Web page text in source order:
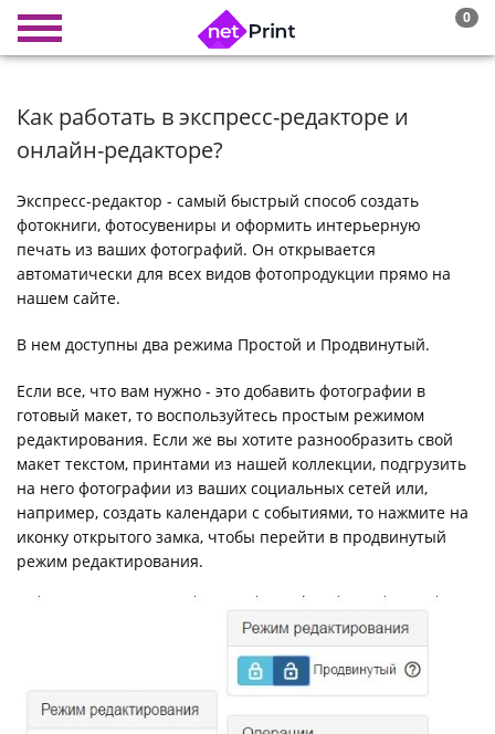
0
Как работать в экспресс-редакторе и
онлайн-редакторе?
Экспресс-редактор - самый быстрый способ создать
фотокниги, фотосувениры и оформить интерьерную
печать из ваших фотографий. Он открывается
автоматически для всех видов фотопродукции прямо на
нашем сайте.
В нем доступны два режима Простой и Продвинутый.
Если все, что вам нужно - это добавить фотографии в
готовый макет, то воспользуйтесь простым режимом
редактирования. Если же вы хотите разнообразить свой
макет текстом, принтами из нашей коллекции, подгрузить
на него фотографии из ваших социальных сетей или,
например, создать календари с событиями, то нажмите на
иконку открытого замка, чтобы перейти в продвинутый
режим редактирования.